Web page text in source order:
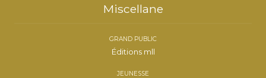
Miscellane
GRAND PUBLIC
Éditions mll
JEUNESSE